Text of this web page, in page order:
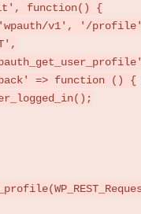
function() {